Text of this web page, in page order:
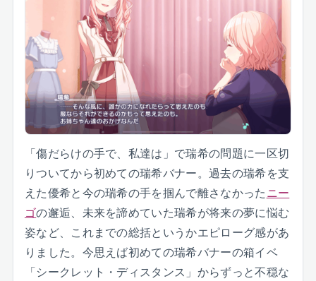
「傷だらけの手で、私達は」で瑞希の問題に一区切
りついてから初めての瑞希バナー。過去の瑞希を支
えた優希と今の瑞希の手を掴んで離さなかったニー
ゴの邂逅、未来を諦めていた瑞希が将来の夢に悩む
姿など、これまでの総括というかエピローグ感があ
りました。今思えば初めての瑞希バナーの箱イベ
「シークレット・ディスタンス」からずっと不穏な